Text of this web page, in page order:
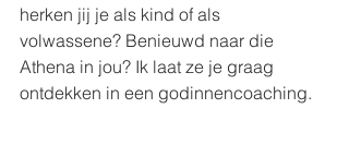
herken jij je als kind of als
volwassene? Benieuwd naar die
Athena in jou? Ik laat ze je graag
ontdekken in een godinnencoaching.